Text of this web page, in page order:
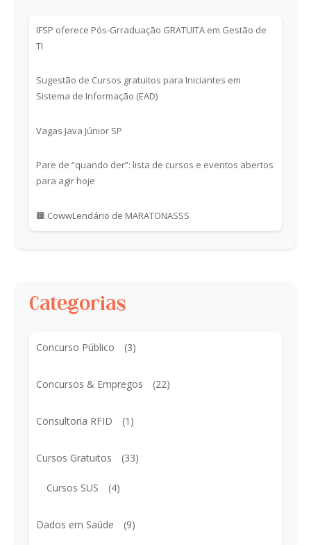
IFSP oferece Pós-Grraduação GRATUITA em Gestão de
TI
Sugestão de Cursos gratuitos para Iniciantes em
Sistema de Informação (EAD)
Vagas Java Júnior SP
Pare de “quando der”: lista de cursos e eventos abertos
para agir hoje
🟧 CowwLendário de MARATONASSS
Categorias
Concurso Público (3)
Concursos & Empregos (22)
Consultoria RFID (1)
Cursos Gratuitos (33)
Cursos SUS (4)
Dados em Saúde (9)